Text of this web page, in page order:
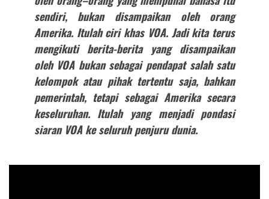
sendiri, bukan disampaikan oleh orang
Amerika. Itulah ciri khas VOA. Jadi kita terus
mengikuti berita-berita yang disampaikan
oleh VOA bukan sebagai pendapat salah satu
kelompok atau pihak tertentu saja, bahkan
pemerintah, tetapi sebagai Amerika secara
keseluruhan. Itulah yang menjadi pondasi
siaran VOA ke seluruh penjuru dunia.